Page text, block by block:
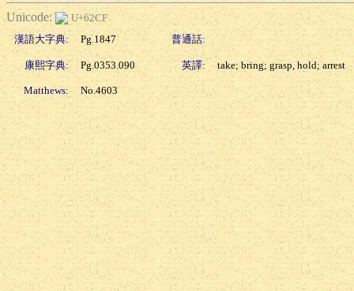
Unicode:
U+62CF
漢語大字典:
Pg.1847 普通話:
康熙字典: Pg.0353.090 英譯: take; bring; grasp, hold; arrest
Matthews: No.4603